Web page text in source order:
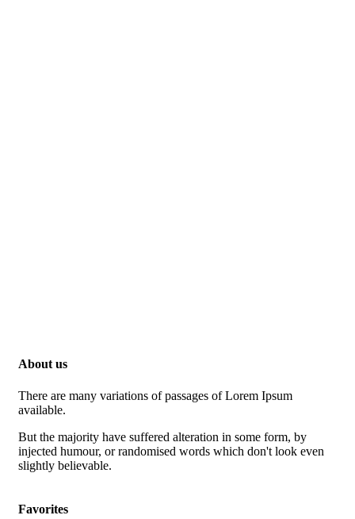
About us
There are many variations of passages of Lorem Ipsum
available.
But the majority have suffered alteration in some form, by
injected humour, or randomised words which don't look even
slightly believable.
Favorites